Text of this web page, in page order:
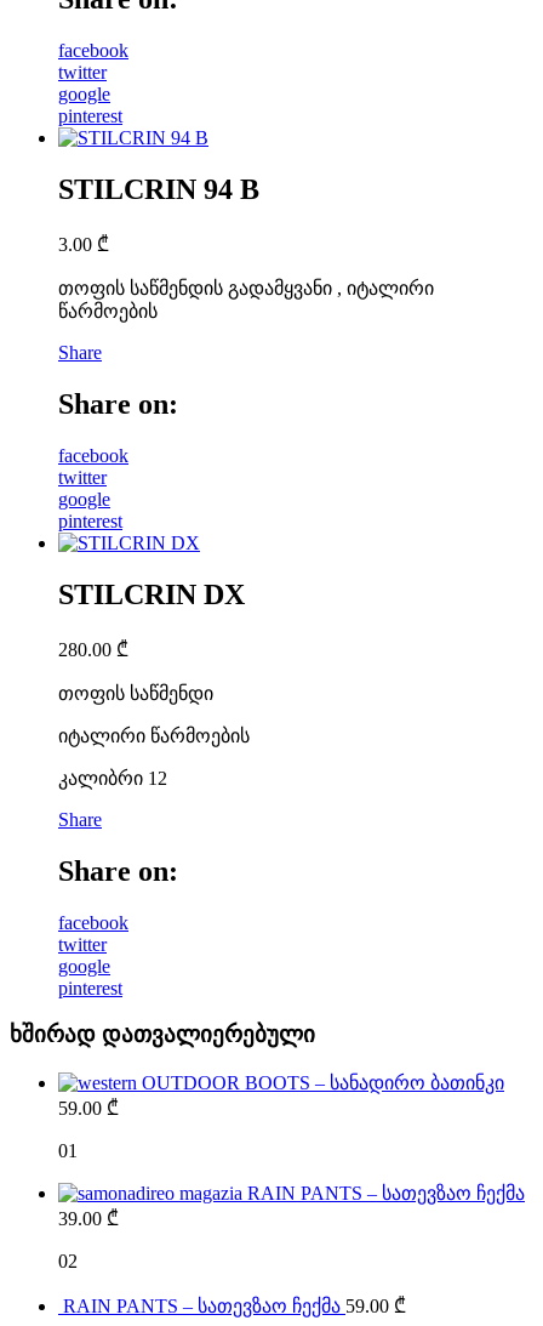
facebook
twitter
google
pinterest
STILCRIN 94 B
3.00 ₾
თოფის საწმენდის გადამყვანი , იტალირი
წარმოების
Share
Share on:
facebook
twitter
google
pinterest
STILCRIN DX
280.00 ₾
თოფის საწმენდი
იტალირი წარმოების
კალიბრი 12
Share
Share on:
facebook
twitter
google
pinterest
ხშირად დათვალიერებული
OUTDOOR BOOTS – სანადირო ბათინკი
59.00 ₾
01
RAIN PANTS – სათევზაო ჩექმა
39.00 ₾
02
RAIN PANTS – სათევზაო ჩექმა 59.00 ₾